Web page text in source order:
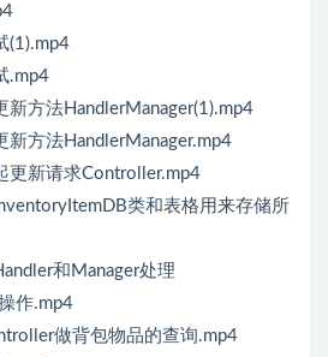
(1).mp4
.mp4
方法HandlerManager(1).mp4
方法HandlerManager.mp4
更新请求Controller.mp4
类和表格用来存储所
和Manager处理
作.mp4
做背包物品的查询.mp4